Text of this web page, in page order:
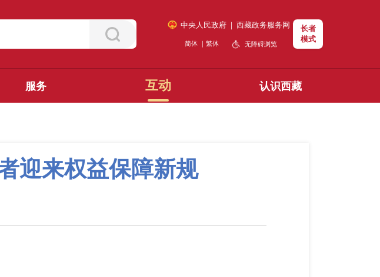
中央人民政府 ｜ 西藏政务服务网
简体｜ 繁体 无障碍浏览
长者
模式
服务 互动 认识西藏
迎来权益保障新规